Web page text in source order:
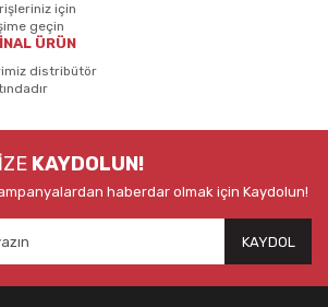
için
geçin
ÜRÜN
distribütör
KAYDOLUN!
haberdar olmak için Kaydolun!
KAYDOL